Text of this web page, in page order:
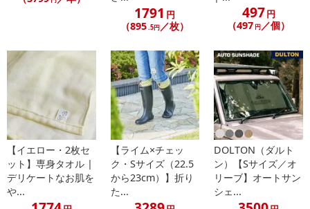
ベルトをしていない状態だと自立するのでチョイ置き出来て便利で
2重構造のおかげでホネが露出していないので髪の毛が挟まる心配も
ありません。
特殊構造で2重だと重いのでは？？
そんなこともありません！ペットボトル1本分と変わらない約500g
なので女性でも手軽に使っていただけます。
・原産国（最終加工地）：中国
・原材料/材質/素材：ポリエステル
・商品カラー：ストライプ×ネイビー
3799円
（3799 ／本）
【ピンク・2枚セッ
リケートなお肌をや
さ...
1791円
（895 .5円 ／枚）
グリーン×スクエア
付きペットハーネス
| ...
497円
（497 円／個）